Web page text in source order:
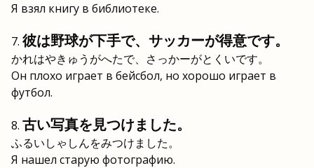
Я взял книгу в библиотеке.
彼は野球が下手で、サッカーが得意です。
かれはやきゅうがへたで、さっかーがとくいです。
Он плохо играет в бейсбол, но хорошо играет в
футбол.
古い写真を見つけました。
ふるいしゃしんをみつけました。
Я нашел старую фотографию.